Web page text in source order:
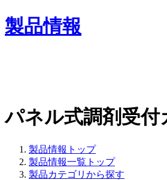
製品情報
パネル式調剤受付
製品情報トップ
製品情報一覧トップ
製品カテゴリから探す